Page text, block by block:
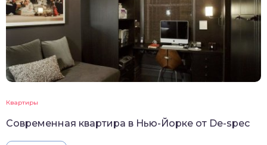
Квартиры
Современная квартира в Нью-Йорке от De-spec